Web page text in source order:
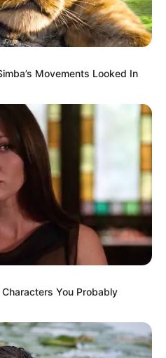
Movements Looked In
You Probably